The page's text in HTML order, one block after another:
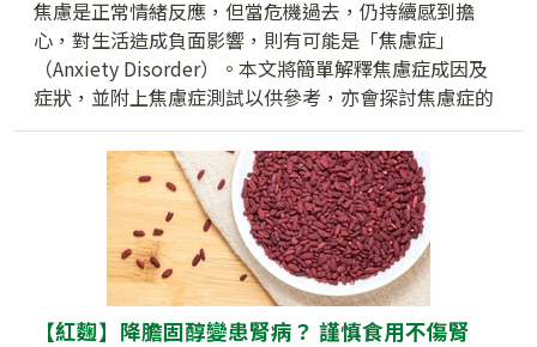
焦慮是正常情緒反應，但當危機過去，仍持續感到擔
心，對生活造成負面影響，則有可能是「焦慮症」
（Anxiety Disorder）。本文將簡單解釋焦慮症成因及
症狀，並附上焦慮症測試以供參考，亦會探討焦慮症的
治療方法、患有焦慮症是否一定要服用藥物等大家關心
的問題。
【紅麴】降膽固醇變患腎病？ 謹慎食用不傷腎